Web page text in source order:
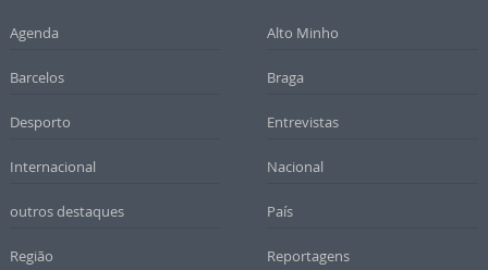
Agenda Alto Minho
Barcelos Braga
Desporto Entrevistas
Internacional Nacional
outros destaques País
Região Reportagens